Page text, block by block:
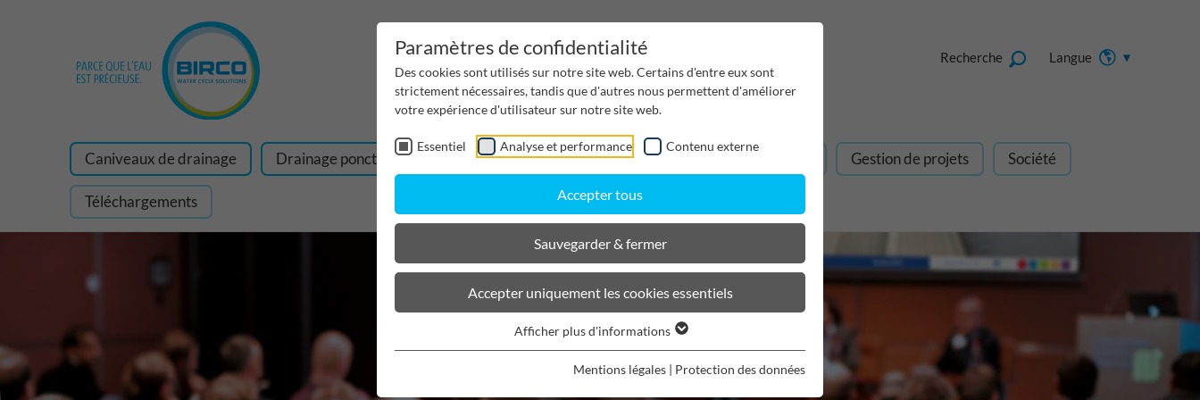
Langue
Recherche
Caniveaux de drainage Drainage ponctuel Gestion de l'eau Canaux de distribution Gestion de projets Société
Téléchargements
Paramètres de confidentialité
Des cookies sont utilisés sur notre site web. Certains d'entre eux sont
strictement nécessaires, tandis que d'autres nous permettent d'améliorer
votre expérience d'utilisateur sur notre site web.
Essentiel Analyse et performance Contenu externe
Accepter tous
Sauvegarder & fermer
Accepter uniquement les cookies essentiels
Afficher plus d'informations
Mentions légales Protection des données